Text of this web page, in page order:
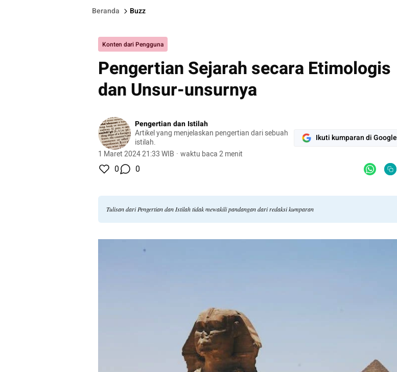
Beranda Buzz
Konten dari Pengguna
Pengertian Sejarah secara Etimologis
dan Unsur-unsurnya
Pengertian dan Istilah
Artikel yang menjelaskan pengertian dari sebuah
istilah.
1 Maret 2024 21:33 WIB · waktu baca 2 menit
Ikuti kumparan di Google
0 0
Tulisan dari Pengertian dan Istilah tidak mewakili pandangan dari redaksi kumparan